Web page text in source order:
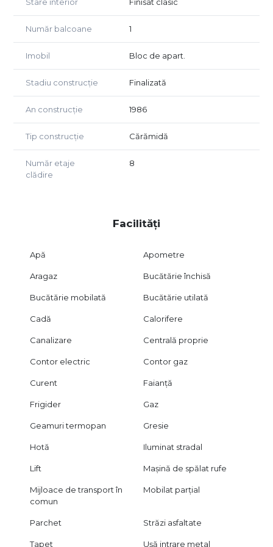
și transparente.
Număr balcoane 1
Imobil Bloc de apart.
Stadiu construcție Finalizată
An construcție 1986
Tip construcție Cărămidă
Număr etaje
clădire
8
Facilități
Apă Apometre
Aragaz Bucătărie închisă
Bucătărie mobilată Bucătărie utilată
Cadă Calorifere
Canalizare Centrală proprie
Contor electric Contor gaz
Curent Faianță
Frigider Gaz
Geamuri termopan Gresie
Hotă Iluminat stradal
Lift Mașină de spălat rufe
Mijloace de transport în
comun
Mobilat parțial
Parchet Străzi asfaltate
Tapet Ușă intrare metal